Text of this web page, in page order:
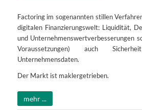
Factoring im sogenannten stillen
digitalen Finanzierungswelt: Liquidität,
und Unternehmenswertverbesserungen
Voraussetzungen) auch
Unternehmensdaten.
Der Markt ist maklergetrieben.
mehr ...